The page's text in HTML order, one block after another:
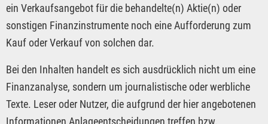
ein Verkaufsangebot für die behandelte(n) Aktie(n) oder
sonstigen Finanzinstrumente noch eine Aufforderung zum
Kauf oder Verkauf von solchen dar.
Bei den Inhalten handelt es sich ausdrücklich nicht um eine
Finanzanalyse, sondern um journalistische oder werbliche
Texte. Leser oder Nutzer, die aufgrund der hier angebotenen
Informationen Anlageentscheidungen treffen bzw.